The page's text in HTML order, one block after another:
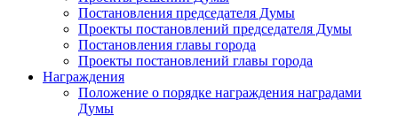
Постановления председателя Думы
Проекты постановлений председателя Думы
Постановления главы города
Проекты постановлений главы города
Награждения
Положение о порядке награждения наградами
Думы